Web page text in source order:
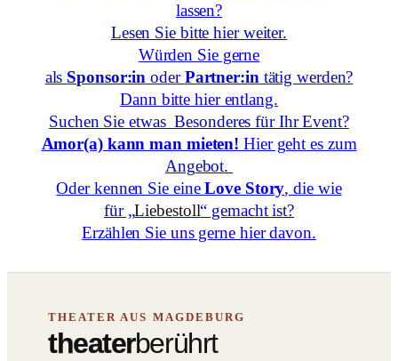
lassen?
Lesen Sie bitte hier weiter.
Würden Sie gerne
als Sponsor:in oder Partner:in tätig werden?
Dann bitte hier entlang.
Suchen Sie etwas Besonderes für Ihr Event?
Amor(a) kann man mieten! Hier geht es zum
Angebot.
Oder kennen Sie eineLove Story, die wie
für „Liebestoll“ gemacht ist?
Erzählen Sie uns gerne hier davon.
THEATER AUS MAGDEBURG
theaterberührt